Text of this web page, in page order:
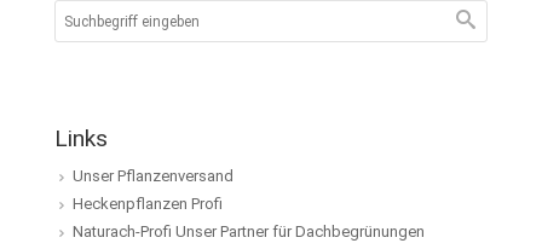
Links
Unser Pflanzenversand
Heckenpflanzen Profi
Naturach-Profi Unser Partner für Dachbegrünungen